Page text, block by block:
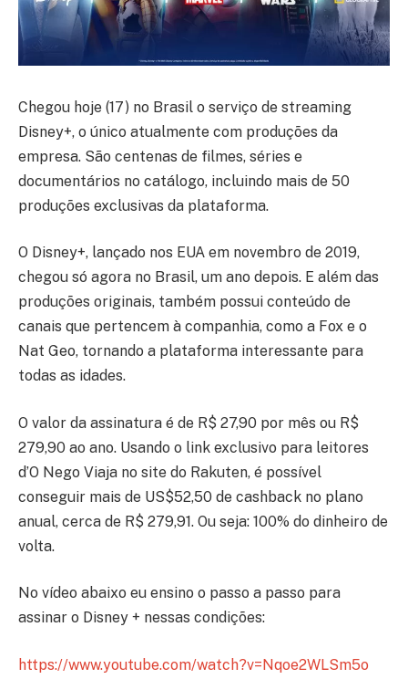
Chegou hoje (17) no Brasil o serviço de streaming
Disney+, o único atualmente com produções da
empresa. São centenas de filmes, séries e
documentários no catálogo, incluindo mais de 50
produções exclusivas da plataforma.
O Disney+, lançado nos EUA em novembro de 2019,
chegou só agora no Brasil, um ano depois. E além das
produções originais, também possui conteúdo de
canais que pertencem à companhia, como a Fox e o
Nat Geo, tornando a plataforma interessante para
todas as idades.
O valor da assinatura é de R$ 27,90 por mês ou R$
279,90 ao ano. Usando o link exclusivo para leitores
d’O Nego Viaja no site do Rakuten, é possível
conseguir mais de US$52,50 de cashback no plano
anual, cerca de R$ 279,91. Ou seja: 100% do dinheiro de
volta.
No vídeo abaixo eu ensino o passo a passo para
assinar o Disney + nessas condições:
https://www.youtube.com/watch?v=Nqoe2WLSm5o